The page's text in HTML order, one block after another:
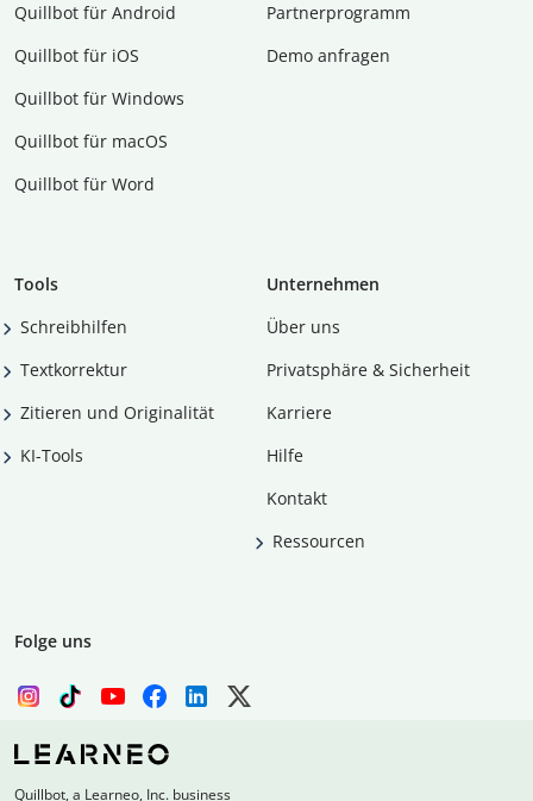
Quillbot für Android
Quillbot für iOS
Quillbot für Windows
Quillbot für macOS
Quillbot für Word
Partnerprogramm
Demo anfragen
Tools
Schreibhilfen
Textkorrektur
Zitieren und Originalität
KI-Tools
Unternehmen
Über uns
Privatsphäre & Sicherheit
Karriere
Hilfe
Kontakt
Ressourcen
Folge uns
Quillbot, a Learneo, Inc. business